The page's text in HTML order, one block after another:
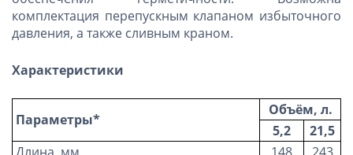
комплектация перепускным клапаном избыточного
давления, а также сливным краном.
Характеристики
Параметры*
Объём, л.
5,2
21,5